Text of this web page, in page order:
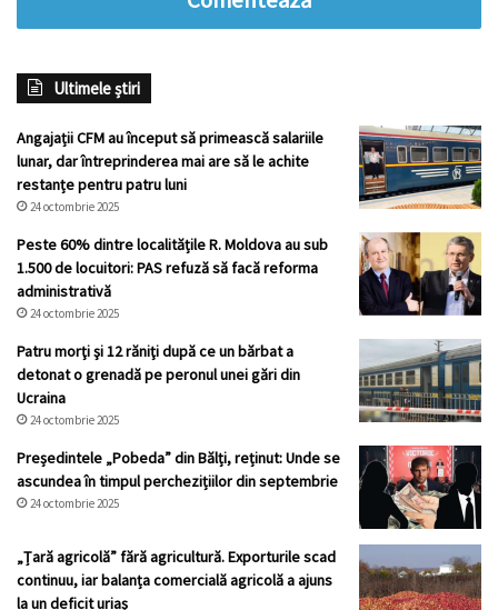
Ultimele știri
Angajații CFM au început să primească salariile
lunar, dar întreprinderea mai are să le achite
restanțe pentru patru luni
24 octombrie 2025
Peste 60% dintre localitățile R. Moldova au sub
1.500 de locuitori: PAS refuză să facă reforma
administrativă
24 octombrie 2025
Patru morţi şi 12 răniţi după ce un bărbat a
detonat o grenadă pe peronul unei gări din
Ucraina
24 octombrie 2025
Președintele „Pobeda” din Bălți, reținut: Unde se
ascundea în timpul perchezițiilor din septembrie
24 octombrie 2025
„Țară agricolă” fără agricultură. Exporturile scad
continuu, iar balanța comercială agricolă a ajuns
la un deficit uriaș